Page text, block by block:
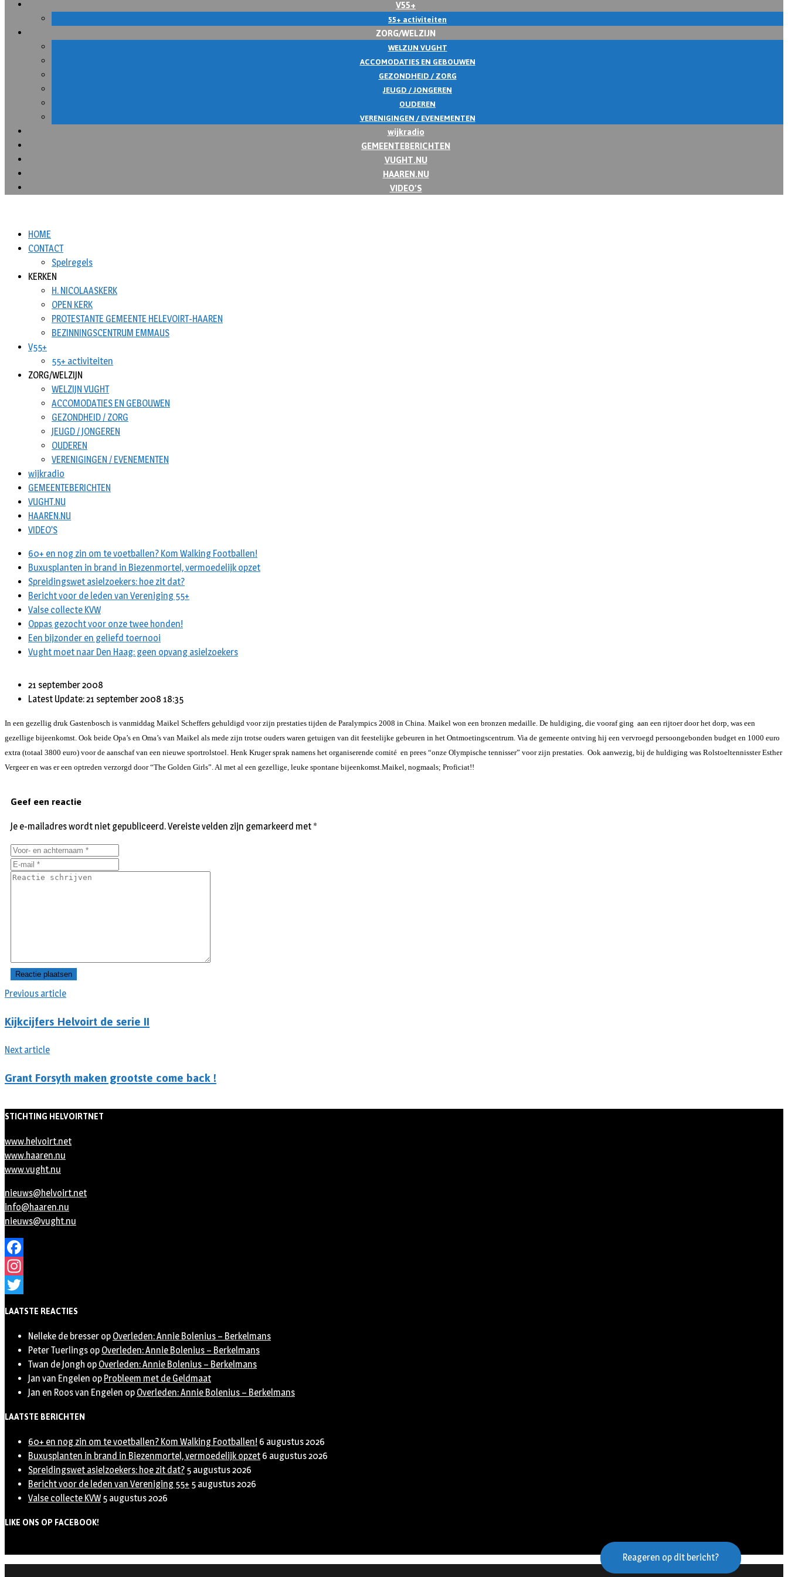
V55+
55+ activiteiten
ZORG/WELZIJN
WELZIJN VUGHT
ACCOMODATIES EN GEBOUWEN
GEZONDHEID / ZORG
JEUGD / JONGEREN
OUDEREN
VERENIGINGEN / EVENEMENTEN
wijkradio
GEMEENTEBERICHTEN
VUGHT.NU
HAAREN.NU
VIDEO’S
HOME
CONTACT
Spelregels
KERKEN
H. NICOLAASKERK
OPEN KERK
PROTESTANTE GEMEENTE HELEVOIRT-HAAREN
BEZINNINGSCENTRUM EMMAUS
V55+
55+ activiteiten
ZORG/WELZIJN
WELZIJN VUGHT
ACCOMODATIES EN GEBOUWEN
GEZONDHEID / ZORG
JEUGD / JONGEREN
OUDEREN
VERENIGINGEN / EVENEMENTEN
wijkradio
GEMEENTEBERICHTEN
VUGHT.NU
HAAREN.NU
VIDEO’S
60+ en nog zin om te voetballen? Kom Walking Footballen!
Buxusplanten in brand in Biezenmortel, vermoedelijk opzet
Spreidingswet asielzoekers: hoe zit dat?
Bericht voor de leden van Vereniging 55+
Valse collecte KVW
Oppas gezocht voor onze twee honden!
Een bijzonder en geliefd toernooi
Vught moet naar Den Haag: geen opvang asielzoekers
21 september 2008
Latest Update: 21 september 2008 18:35
In een gezellig druk Gastenbosch is vanmiddag Maikel Scheffers gehuldigd voor zijn prestaties tijden de Paralympics 2008 in China. Maikel won een bronzen medaille. De huldiging, die vooraf ging aan een rijtoer door het dorp, was een
gezellige bijeenkomst. Ook beide Opa’s en Oma’s van Maikel als mede zijn trotse ouders waren getuigen van dit feestelijke gebeuren in het Ontmoetingscentrum. Via de gemeente ontving hij een vervroegd persoongebonden budget en 1000 euro
extra (totaal 3800 euro) voor de aanschaf van een nieuwe sportrolstoel. Henk Kruger sprak namens het organiserende comité en prees “onze Olympische tennisser” voor zijn prestaties. Ook aanwezig, bij de huldiging was Rolstoeltennisster Esther
Vergeer en was er een optreden verzorgd door “The Golden Girls”. Al met al een gezellige, leuke spontane bijeenkomst.Maikel, nogmaals; Proficiat!!
Previous article
Kijkcijfers Helvoirt de serie II
Next article
Grant Forsyth maken grootste come back !
Geef een reactie
Je e-mailadres wordt niet gepubliceerd.Vereiste velden zijn gemarkeerd met *
STICHTING HELVOIRTNET
www.helvoirt.net
www.haaren.nu
www.vught.nu
nieuws@helvoirt.net
info@haaren.nu
nieuws@vught.nu
Facebook
Instagram
LAATSTE REACTIES
Nelleke de bresser op Overleden: Annie Bolenius – Berkelmans
Peter Tuerlings op Overleden: Annie Bolenius – Berkelmans
Twan de Jongh op Overleden: Annie Bolenius – Berkelmans
Jan van Engelen op Probleem met de Geldmaat
Jan en Roos van Engelen op Overleden: Annie Bolenius – Berkelmans
LAATSTE BERICHTEN
60+ en nog zin om te voetballen? Kom Walking Footballen! 6 augustus 2026
Buxusplanten in brand in Biezenmortel, vermoedelijk opzet 6 augustus 2026
Spreidingswet asielzoekers: hoe zit dat? 5 augustus 2026
Bericht voor de leden van Vereniging 55+ 5 augustus 2026
Valse collecte KVW 5 augustus 2026
LIKE ONS OP FACEBOOK!
Reageren op dit bericht?